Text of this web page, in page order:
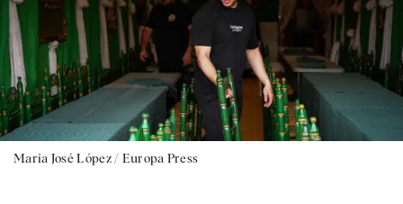
María José López / Europa Press